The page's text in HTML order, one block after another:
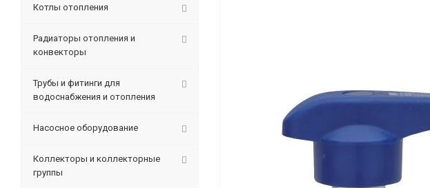
Котлы отопления
Радиаторы отопления и
конвекторы
Трубы и фитинги для
водоснабжения и отопления
Насосное оборудование
Коллекторы и коллекторные
группы